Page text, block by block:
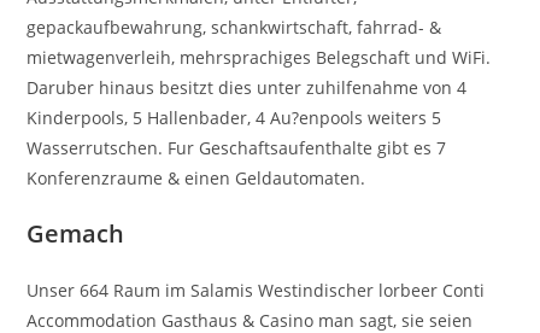
gepackaufbewahrung, schankwirtschaft, fahrrad- &
mietwagenverleih, mehrsprachiges Belegschaft und WiFi.
Daruber hinaus besitzt dies unter zuhilfenahme von 4
Kinderpools, 5 Hallenbader, 4 Au?enpools weiters 5
Wasserrutschen. Fur Geschaftsaufenthalte gibt es 7
Konferenzraume & einen Geldautomaten.
Gemach
Unser 664 Raum im Salamis Westindischer lorbeer Conti
Accommodation Gasthaus & Casino man sagt, sie seien